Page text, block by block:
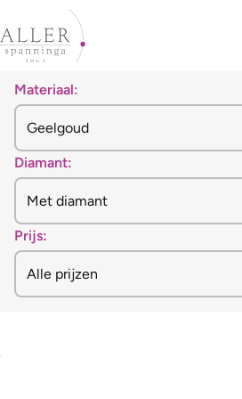
Materiaal:
Diamant:
Prijs: